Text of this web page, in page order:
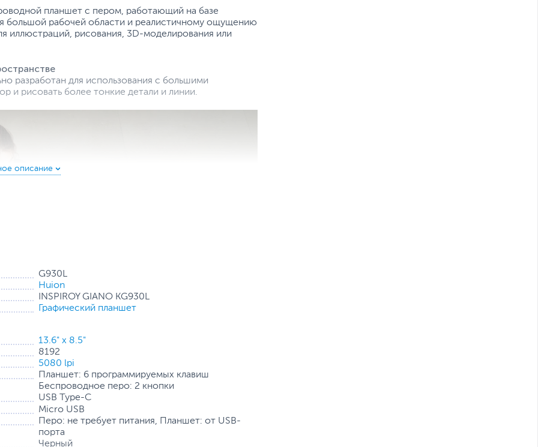
планшет с пером, работающий на базе
большой рабочей области и реалистичному ощущению
иллюстраций, рисования, 3D-моделирования или
разработан для использования с большими
и рисовать более тонкие детали и линии.
в режиме реального времени
позволяет в любое время проверять состояние
G930L
Huion
INSPIROY GIANO KG930L
Графический планшет
13.6" x 8.5"
8192
5080 lpi
Планшет: 6 программируемых клавиш
Беспроводное перо: 2 кнопки
USB Type-C
Micro USB
Перо: не требует питания, Планшет: от USB-
порта
Черный